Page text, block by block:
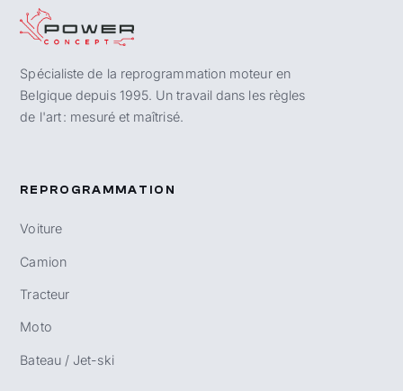
Spécialiste de la reprogrammation moteur en
Belgique depuis 1995. Un travail dans les règles
de l'art : mesuré et maîtrisé.
REPROGRAMMATION
Voiture
Camion
Tracteur
Moto
Bateau / Jet-ski